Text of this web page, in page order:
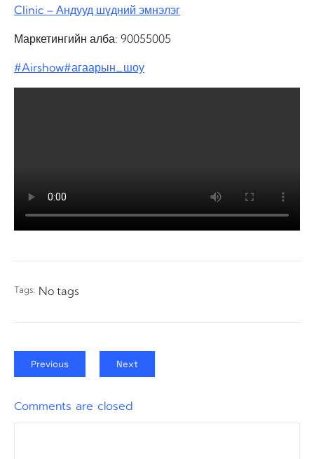
Clinic – Андууд шүдний эмнэлэг
Маркетингийн алба: 90055005
#Airshow#агаарын_шоу
Tags: No tags
Previous Next
Comments are closed